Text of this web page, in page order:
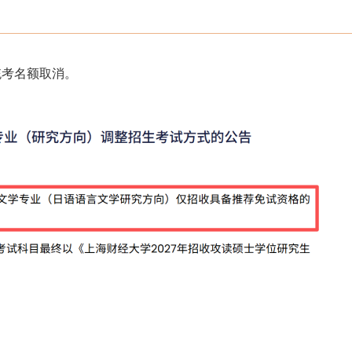
名额取消。